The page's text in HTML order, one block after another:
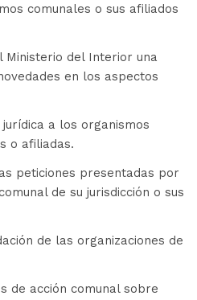
comunales o sus afiliados
del Interior una
en los aspectos
a los organismos
o afiliadas.
peticiones presentadas por
de su jurisdicción o sus
de las organizaciones de
de acción comunal sobre